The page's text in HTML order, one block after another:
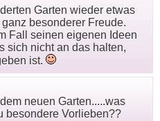
Garten wieder etwas
besonderer Freude.
Fall seinen eigenen Ideen
sich nicht an das halten,
ist.
neuen Garten.....was
besondere Vorlieben??